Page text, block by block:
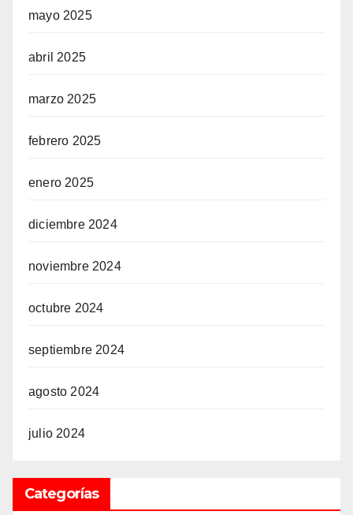
mayo 2025
abril 2025
marzo 2025
febrero 2025
enero 2025
diciembre 2024
noviembre 2024
octubre 2024
septiembre 2024
agosto 2024
julio 2024
Categorías